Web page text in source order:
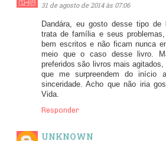
31 de agosto de 2014 às 07:06
Dandára, eu gosto desse tipo de
trata de família e seus
bem escritos e não ficam nunca
meio que o caso desse livro.
preferidos são livros mais
que me surpreendem do início
sinceridade. Acho que não iria
Vida.
Responder
UNKNOWN